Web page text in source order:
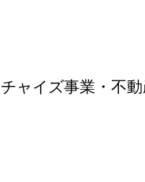
イズ事業・不動